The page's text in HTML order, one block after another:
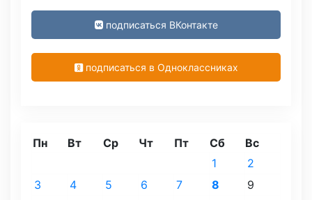
подписаться ВКонтакте
подписаться в Одноклассниках
Пн Вт Ср Чт Пт Сб Вс
1
2
3
4 5 6 7 8
9